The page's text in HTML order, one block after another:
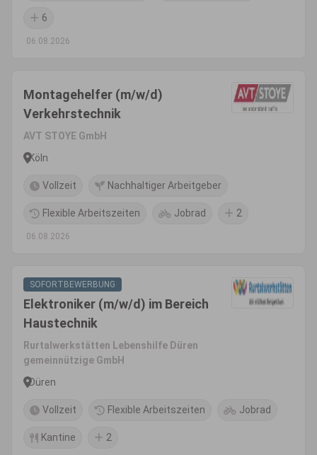
6
06.08.2026
Montagehelfer (m/w/d)
Verkehrstechnik
AVT STOYE GmbH
Köln
Vollzeit Nachhaltiger Arbeitgeber
Flexible Arbeitszeiten Jobrad 2
06.08.2026
SOFORTBEWERBUNG
Elektroniker (m/w/d) im Bereich
Haustechnik
Rurtalwerkstätten Lebenshilfe Düren
gemeinnützige GmbH
Düren
Vollzeit Flexible Arbeitszeiten Jobrad
Kantine 2